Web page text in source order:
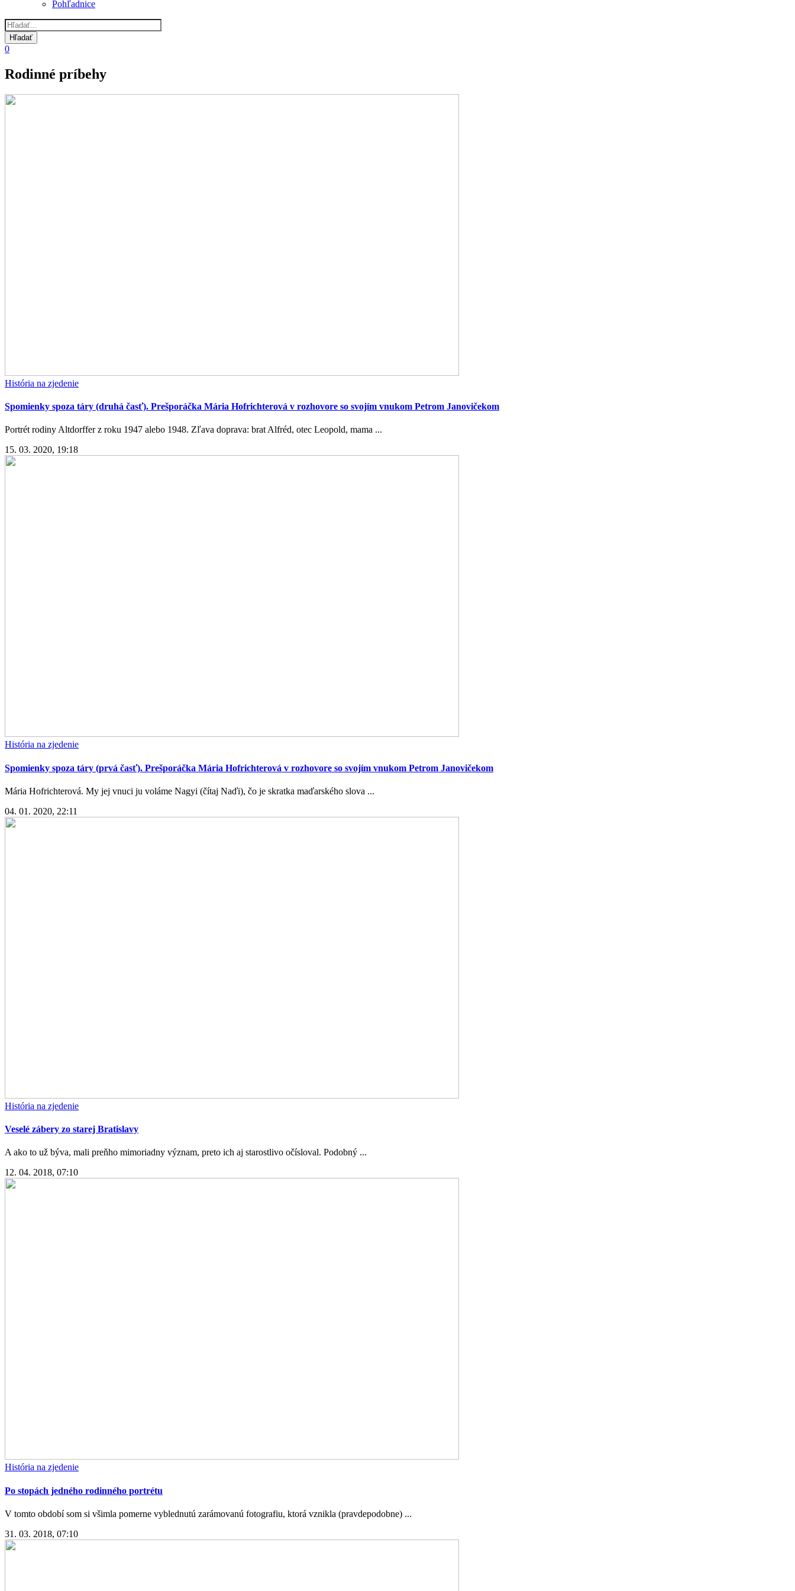
Pohľadnice
0
Rodinné príbehy
História na zjedenie
Spomienky spoza táry (druhá časť). Prešporáčka Mária Hofrichterová v rozhovore so svojím vnukom Petrom Janovičekom
Portrét rodiny Altdorffer z roku 1947 alebo 1948. Zľava doprava: brat Alfréd, otec Leopold, mama ...
15. 03. 2020, 19:18
História na zjedenie
Spomienky spoza táry (prvá časť). Prešporáčka Mária Hofrichterová v rozhovore so svojím vnukom Petrom Janovičekom
Mária Hofrichterová. My jej vnuci ju voláme Nagyi (čítaj Naďi), čo je skratka maďarského slova ...
04. 01. 2020, 22:11
História na zjedenie
Veselé zábery zo starej Bratislavy
A ako to už býva, mali preňho mimoriadny význam, preto ich aj starostlivo očísloval. Podobný ...
12. 04. 2018, 07:10
História na zjedenie
Po stopách jedného rodinného portrétu
V tomto období som si všimla pomerne vyblednutú zarámovanú fotografiu, ktorá vznikla (pravdepodobne) ...
31. 03. 2018, 07:10